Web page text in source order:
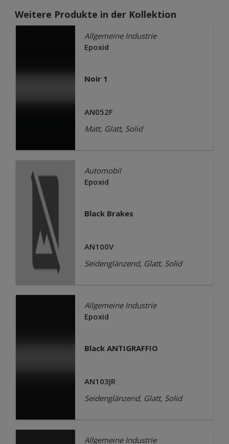
Weitere Produkte in der Kollektion
Allgemeine Industrie
Epoxid
Noir 1
AN052F
Matt, Glatt, Solid
Automobil
Epoxid
Black Brakes
AN100V
Seidenglänzend, Glatt, Solid
Allgemeine Industrie
Epoxid
Black ANTIGRAFFIO
AN103JR
Seidenglänzend, Glatt, Solid
Allgemeine Industrie